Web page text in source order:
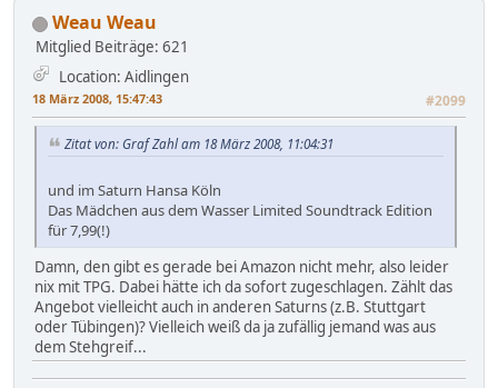
Weau Weau
Mitglied Beiträge: 621
Location: Aidlingen
18 März 2008, 15:47:43 #2099
Zitat von: Graf Zahl am 18 März 2008, 11:04:31
und im Saturn Hansa Köln
Das Mädchen aus dem Wasser Limited Soundtrack Edition
für 7,99(!)
Damn, den gibt es gerade bei Amazon nicht mehr, also leider
nix mit TPG. Dabei hätte ich da sofort zugeschlagen. Zählt das
Angebot vielleicht auch in anderen Saturns (z.B. Stuttgart
oder Tübingen)? Vielleich weiß da ja zufällig jemand was aus
dem Stehgreif...